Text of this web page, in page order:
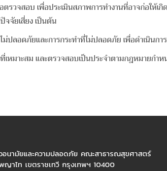
ตรวจสอบ เพื่อประเมินสภาพการทำงานที่อาจก่อให้
จัยเสี่ยง เป็นต้น
ปลอดภัยและการกระทำที่ไม่ปลอดภัย เพื่อดำเนินกา
เหมาะสม และตรวจสอบเป็นประจำตามกฎหมายกำ
นามัยและความปลอดภัย คณะสาธารณสุขศาสตร์
าไท เขตราชเทวี กรุงเทพฯ 10400